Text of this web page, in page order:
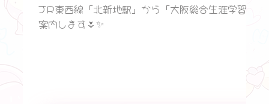
JR東西線「北新地駅」から「大阪総合生涯学習セ
案内します🌷✨